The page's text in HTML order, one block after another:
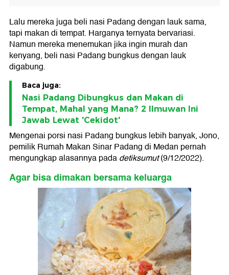
Lalu mereka juga beli nasi Padang dengan lauk sama,
tapi makan di tempat. Harganya ternyata bervariasi.
Namun mereka menemukan jika ingin murah dan
kenyang, beli nasi Padang bungkus dengan lauk
digabung.
Baca juga:
Nasi Padang Dibungkus dan Makan di
Tempat, Mahal yang Mana? 2 Ilmuwan Ini
Jawab Lewat 'Cekidot'
Mengenai porsi nasi Padang bungkus lebih banyak, Jono,
pemilik Rumah Makan Sinar Padang di Medan pernah
mengungkap alasannya padadetiksumut(9/12/2022).
Agar bisa dimakan bersama keluarga